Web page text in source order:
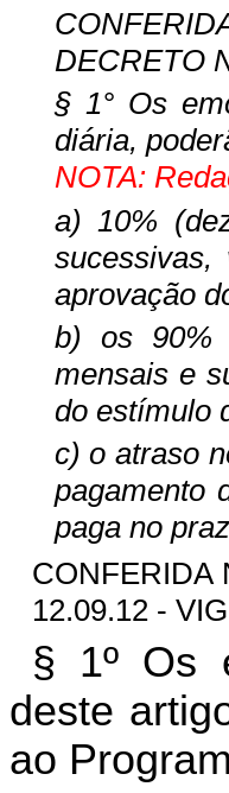
DECRETO
§ 1° Os
diária,
NOTA:
a) 10%
aprovação
b) os 90%
mensais e
do estímulo
c) o atraso
pagamento
paga no
CONFERIDA
12.09.12 -
§ 1º Os
deste
ao